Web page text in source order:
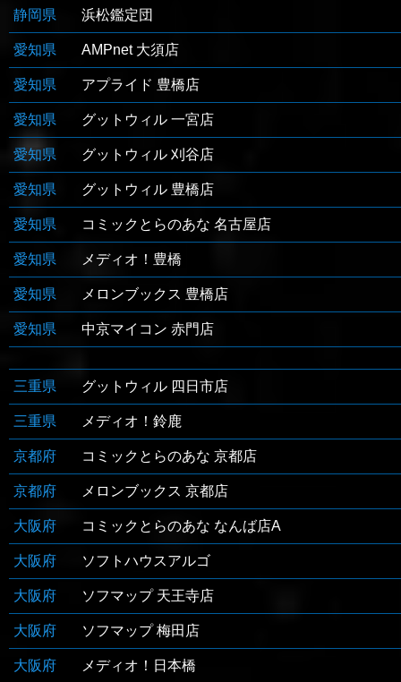
静岡県 浜松鑑定団
愛知県 AMPnet 大須店
愛知県 アプライド 豊橋店
愛知県 グットウィル 一宮店
愛知県 グットウィル 刈谷店
愛知県 グットウィル 豊橋店
愛知県 コミックとらのあな 名古屋店
愛知県 メディオ！豊橋
愛知県 メロンブックス 豊橋店
愛知県 中京マイコン 赤門店
三重県 グットウィル 四日市店
三重県 メディオ！鈴鹿
京都府 コミックとらのあな 京都店
京都府 メロンブックス 京都店
大阪府 コミックとらのあな なんば店A
大阪府 ソフトハウスアルゴ
大阪府 ソフマップ 天王寺店
大阪府 ソフマップ 梅田店
大阪府 メディオ！日本橋